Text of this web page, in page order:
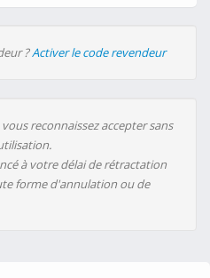
?Activer le code revendeur
reconnaissez accepter sans
à votre délai de rétractation
forme d'annulation ou de